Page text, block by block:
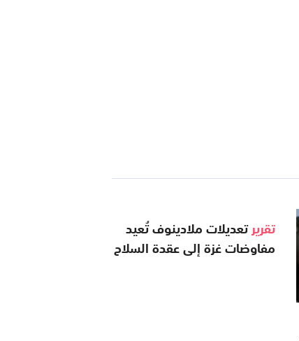
تقرير تعديلات ملادينوف تُعيد
مفاوضات غزة إلى عقدة السلاح